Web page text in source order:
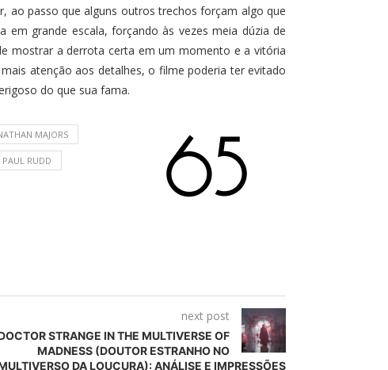
ao passo que alguns outros trechos forçam algo que
grande escala, forçando às vezes meia dúzia de
mostrar a derrota certa em um momento e a vitória
atenção aos detalhes, o filme poderia ter evitado
do que sua fama.
MAJORS
PAUL RUDD
next post
STRANGE IN THE MULTIVERSE OF
MADNESS (DOUTOR ESTRANHO NO
DA LOUCURA): ANÁLISE E IMPRESSÕES